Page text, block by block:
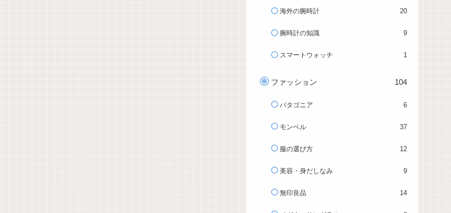
海外の腕時計 20
腕時計の知識 9
スマートウォッチ 1
ファッション 104
パタゴニア 6
モンベル 37
服の選び方 12
美容・身だしなみ 9
無印良品 14